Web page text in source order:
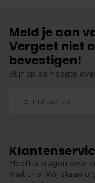
Heeft u vragen over
mail ons! Wij staan u
Meld je aan
Vergeet niet
bevestigen!
Blijf op de hoogte